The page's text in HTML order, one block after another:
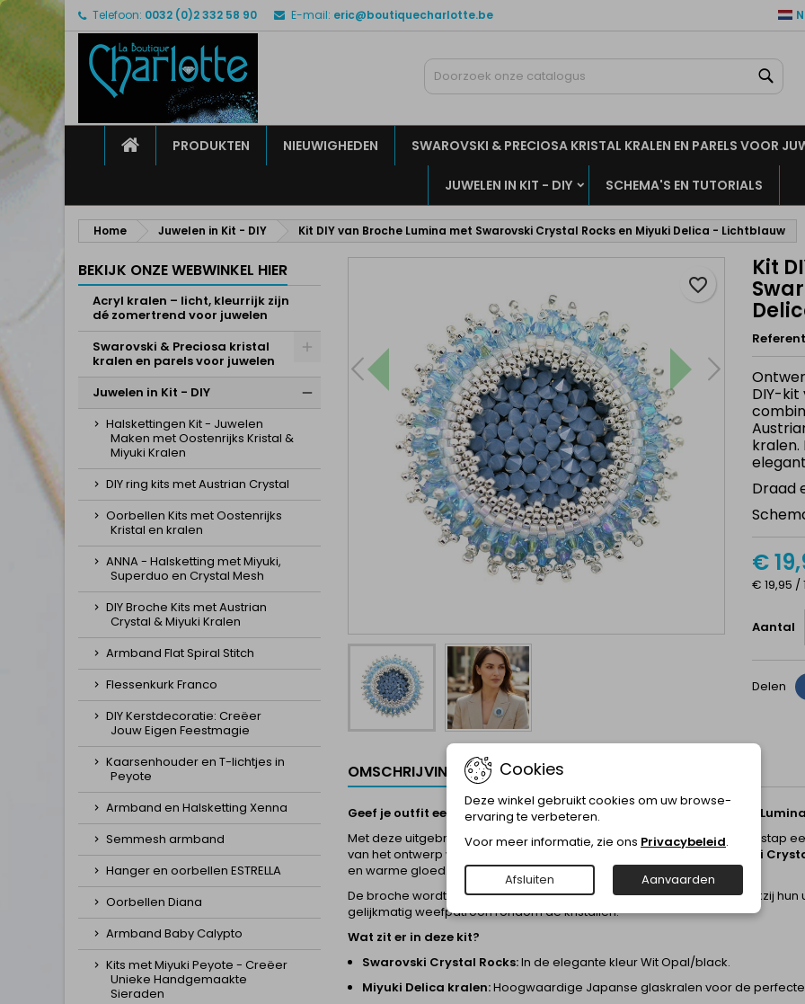
Telefoon: 0032 (0)2 332 58 90 E-mail: eric@boutiquecharlotte.be
HOMEPRODUKTEN NIEUWIGHEDEN SWAROVSKI & PRECIOSA KRISTAL KRALEN EN PARELS VOOR
JUWELEN IN KIT - DIY SCHEMA'S EN TUTORIALS
Home Juwelen in Kit - DIY Kit DIY van Broche Lumina met Swarovski Crystal Rocks en Miyuki Delica - Lichtblauw
BEKIJK ONZE WEBWINKEL HIER
Acryl kralen – licht, kleurrijk zijn
dé zomertrend voor juwelen
Swarovski & Preciosa kristal
kralen en parels voor juwelen
Juwelen in Kit - DIY
Halskettingen Kit - Juwelen
Maken met Oostenrijks Kristal &
Miyuki Kralen
DIY ring kits met Austrian Crystal
Oorbellen Kits met Oostenrijks
Kristal en kralen
ANNA - Halsketting met Miyuki,
Superduo en Crystal Mesh
DIY Broche Kits met Austrian
Crystal & Miyuki Kralen
Armband Flat Spiral Stitch
Flessenkurk Franco
DIY Kerstdecoratie: Creëer
Jouw Eigen Feestmagie
Kaarsenhouder en T-lichtjes in
Peyote
Armband en Halsketting Xenna
Semmesh armband
Hanger en oorbellen ESTRELLA
Oorbellen Diana
Armband Baby Calypto
Kits met Miyuki Peyote - Creëer
Unieke Handgemaakte
Sieraden
Kit
DIY-
kralen.
Draad
€
€ 19,95 /
Aantal
favorite_border
Delen
OMSCHRIJVING
Geef je outfit een Zilver Grijsglans met de handgemaakte Broche
Met deze uitgebreide DIY-kit vanBoutique Charlottemaak je stap voor stap
van het ontwerp wordt gevormd door de wereldberoemde
Swarovski
en warme gloed.
De broche wordt verfijnd afgewerkt metMiyuki Delicakralen, die dankzij hun
gelijkmatig weefpatroon rondom de kristallen.
Wat zit er in deze kit?
Swarovski Crystal Rocks:In de elegante kleur Wit Opal/black.
Miyuki Delica kralen:Hoogwaardige Japanse glaskralen voor de
Mijn verlanglijsten
Maak een lijst
Maak een verlanglijst
Inloggen
U moet ingelogd zijn om producten in uw verlanglijst op te slaan.
Annuleren
Cookies
Deze winkel gebruikt cookies om uw browse-
ervaring te verbeteren.
Voor meer informatie, zie ons Privacybeleid.
Afsluiten Aanvaarden